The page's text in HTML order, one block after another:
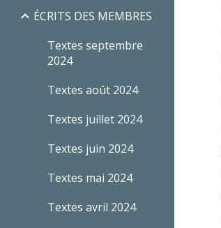
ÉCRITS DES MEMBRES
Textes septembre
2024
Textes août 2024
Textes juillet 2024
Textes juin 2024
Textes mai 2024
Textes avril 2024